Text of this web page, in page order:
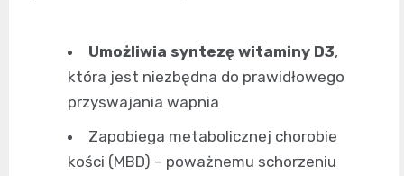
Umożliwia syntezę witaminy D3,
która jest niezbędna do prawidłowego
przyswajania wapnia
Zapobiega metabolicznej chorobie
kości (MBD) – poważnemu schorzeniu